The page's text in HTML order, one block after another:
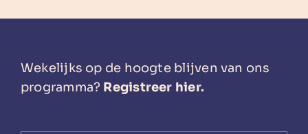
Wekelijks op de hoogte blijven van ons
programma? Registreer hier.